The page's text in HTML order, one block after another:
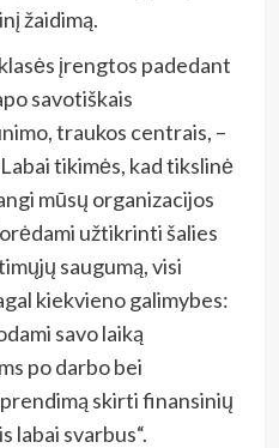
žaidimą.
įrengtos padedant
savotiškais
traukos centrais, –
tikimės, kad tikslinė
mūsų organizacijos
užtikrinti šalies
saugumą, visi
kiekvieno galimybes:
savo laiką
po darbo bei
skirti finansinių
labai svarbus“.